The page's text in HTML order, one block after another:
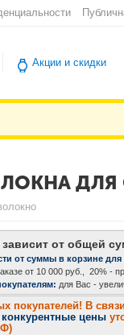
Акции и скидки
от общей
от суммы в корзине
от 10 000 руб., 20% -
для Вас -
покупателей! В
цены